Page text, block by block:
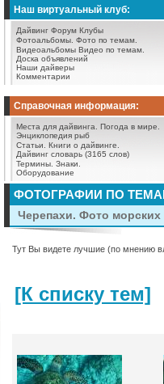
Наш виртуальный клуб:
Дайвинг Форум Клубы
Фотоальбомы. Фото по темам.
Видеоальбомы Видео по темам.
Доска объявлений
Наши дайверы
Комментарии
Справочная информация:
Места для дайвинга.
Погода в мире.
Энциклопедия рыб
Статьи.
Книги о дайвинге.
Дайвинг словарь (3165 слов)
Термины. Знаки.
Оборудование
ФОТОГРАФИИ ПО
Черепахи. Фото морских
Тут Вы видете лучшие (по мнению
[К списку тем]